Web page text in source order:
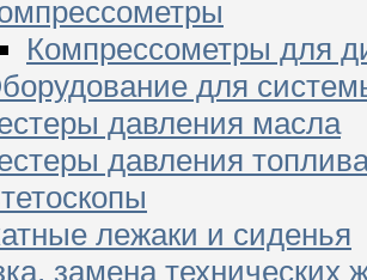
Компрессометры для
для
давления масла
давления
лежаки и сиденья
замена технических